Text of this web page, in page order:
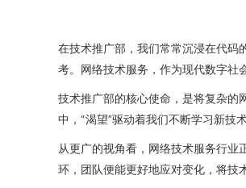
在技术推广部，我们常常沉浸在代码
考。网络技术服务，作为现代数字社
技术推广部的核心使命，是将复杂的
中，“渴望”驱动着我们不断学习新
从更广的视角看，网络技术服务行业
环，团队便能更好地应对变化，将技